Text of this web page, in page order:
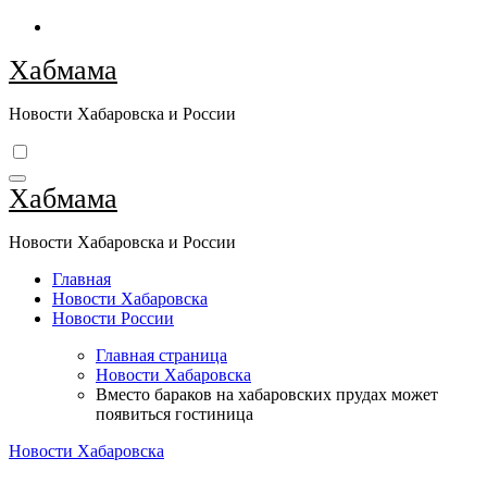
Перейти
содержимому
Хабмама
Новости Хабаровска и России
Хабмама
Новости Хабаровска и России
Главная
Новости Хабаровска
Новости России
Главная страница
Новости Хабаровска
Вместо бараков на хабаровских прудах может
появиться гостиница
Новости Хабаровска